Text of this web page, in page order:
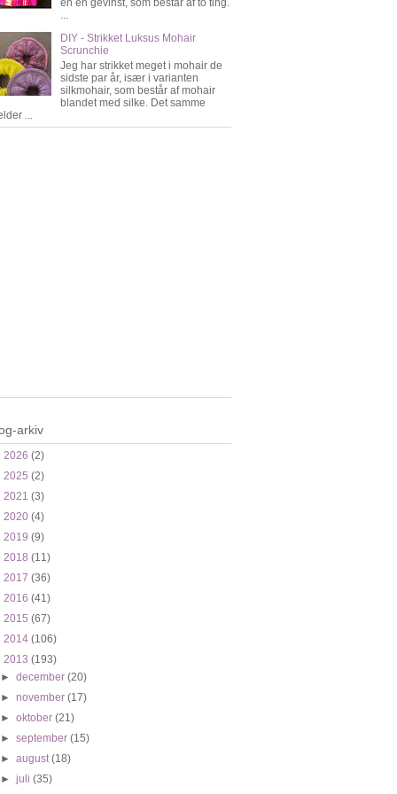
en én gevinst, som består af to ting.
...
DIY - Strikket Luksus Mohair
Scrunchie
Jeg har strikket meget i mohair de
sidste par år, især i varianten
silkmohair, som består af mohair
blandet med silke. Det samme
...
arkiv
2026 (2)
2025 (2)
2021 (3)
2020 (4)
2019 (9)
2018 (11)
2017 (36)
2016 (41)
2015 (67)
2014 (106)
2013 (193)
►december(20)
►november(17)
►oktober(21)
►september(15)
►august(18)
►juli(35)